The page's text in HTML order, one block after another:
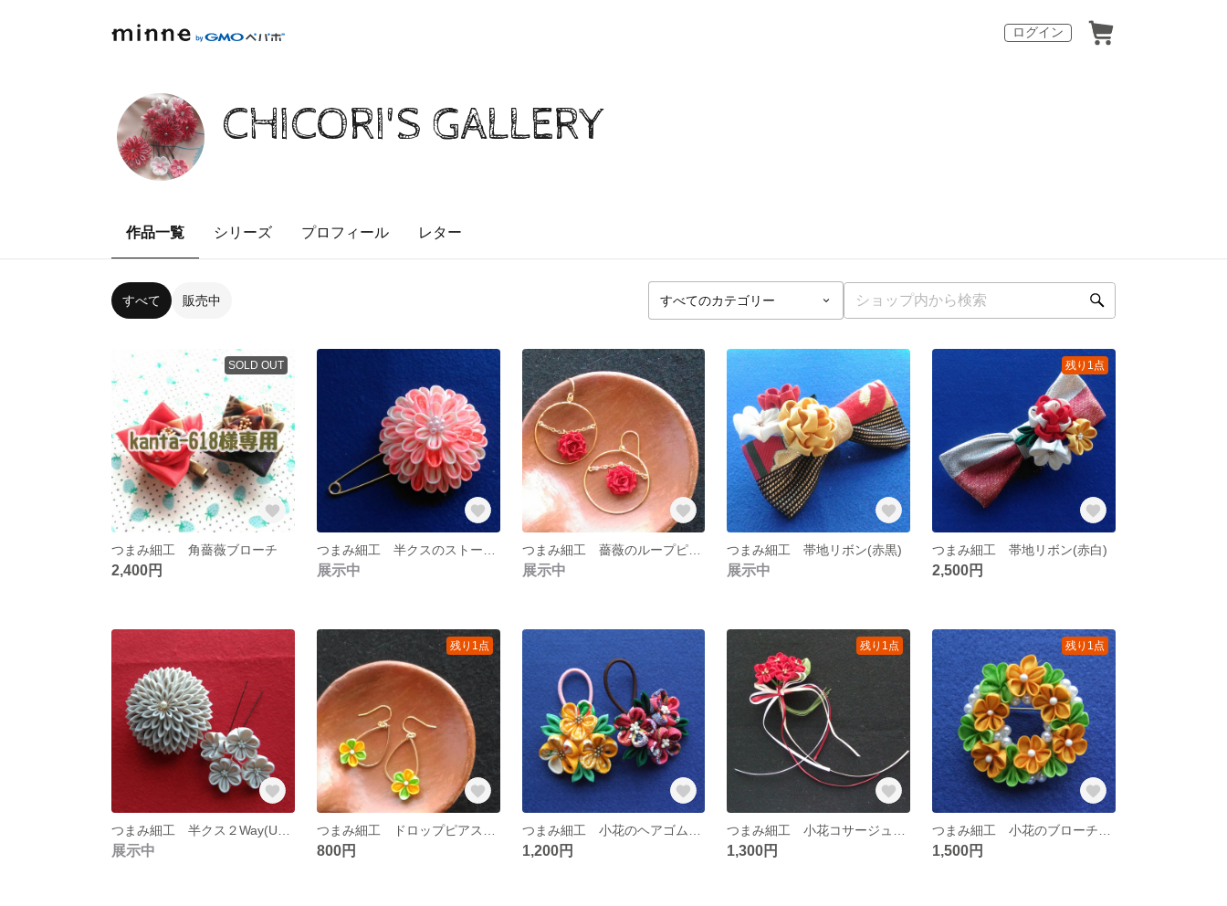
ログイン
CHICORI'S GALLERY
作品一覧 シリーズ プロフィール レター
すべて 販売中
SOLD OUT
つまみ細工 角薔薇ブローチ
2,400円 展示中
つまみ細工 薔薇のループピアス(赤)
展示中
つまみ細工 帯地リボン(赤黒)
展示中
残り1点
つまみ細工 帯地リボン(赤白)
2,500円
展示中
残り1点
800円 1,200円
残り1点
1,300円
残り1点
1,500円